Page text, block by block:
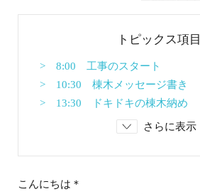
お施主様ブログ
トピックス項目
> 8:00 工事のスタート
> 10:30 棟木メッセージ書き
> 13:30 ドキドキの棟木納め
さらに表示
こんにちは＊